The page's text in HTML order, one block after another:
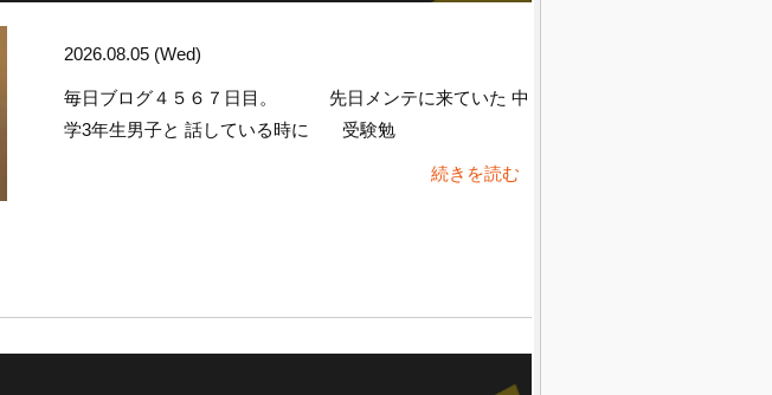
2026.08.05 (Wed)
毎日ブログ４５６７日目。 先日メンテに来ていた 中
学3年生男子と 話している時に 受験勉
続きを読む